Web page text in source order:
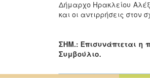
Δήμαρχο Ηρακλείου
και οι αντιρρήσεις στον
ΣΗΜ.: Επισυνάπτεται η
Συμβούλιο.